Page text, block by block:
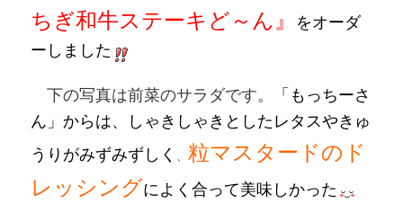
ちぎ和牛ステーキど～ん』
をオーダ
ーしました
下の写真は前菜のサラダです。
「もっちーさ
ん」からは、しゃきしゃきとしたレタスやきゅ
うりがみずみずしく 、粒マスタードのド
レッシングによく合って美味しかった